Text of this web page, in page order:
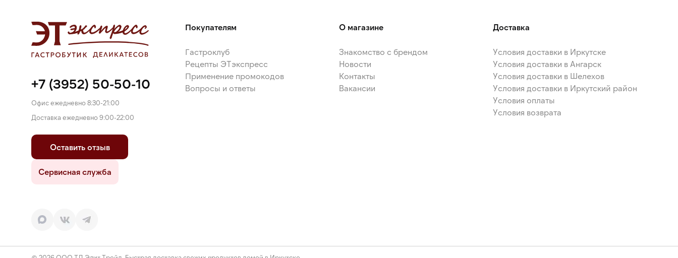
+7 (3952) 50-50-10
Офис ежедневно 8:30-21:00
Доставка ежедневно 9:00-22:00
Оставить отзыв
Сервисная служба
Покупателям
Гастроклуб
Рецепты ЭТэкспресс
Применение промокодов
Вопросы и ответы
О магазине
Знакомство с брендом
Новости
Контакты
Вакансии
Доставка
Условия доставки в Иркутске
Условия доставки в Ангарск
Условия доставки в Шелехов
Условия доставки в Иркутский район
Условия оплаты
Условия возврата